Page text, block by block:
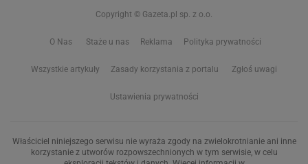
Copyright © Gazeta.pl sp. z o.o.
O Nas Staże u nas Reklama Polityka prywatności
Wszystkie artykuły Zasady korzystania z portalu Zgłoś uwagi
Ustawienia prywatności
Właściciel niniejszego serwisu nie wyraża zgody na zwielokrotnianie ani inne
korzystanie z utworów rozpowszechnionych w tym serwisie, w celu